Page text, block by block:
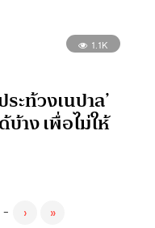
1.1K
ะท้วงเนปาล’
บ้าง เพื่อไม่ให้
- › »